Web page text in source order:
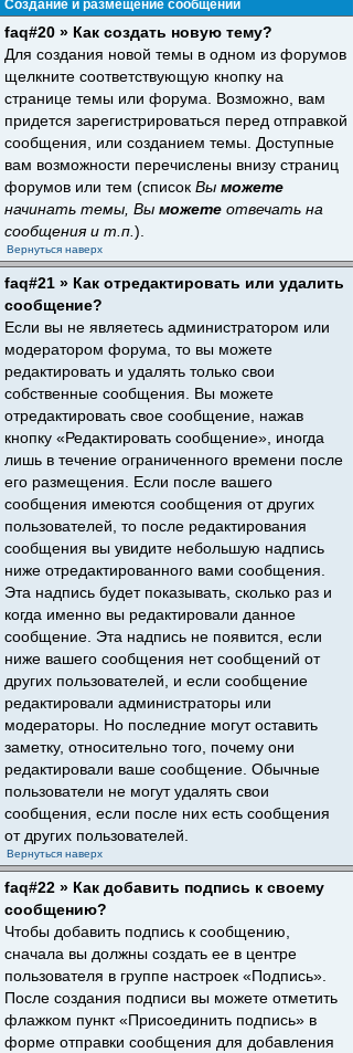
Создание и размещение сообщений
faq#20 » Как создать новую тему?
Для создания новой темы в одном из форумов
щелкните соответствующую кнопку на
странице темы или форума. Возможно, вам
придется зарегистрироваться перед отправкой
сообщения, или созданием темы. Доступные
вам возможности перечислены внизу страниц
форумов или тем (список Вы можете
начинать темы, Вы можете отвечать на
сообщения и т.п. ).
Вернуться наверх
faq#21 » Как отредактировать или удалить
сообщение?
Если вы не являетесь администратором или
модератором форума, то вы можете
редактировать и удалять только свои
собственные сообщения. Вы можете
отредактировать свое сообщение, нажав
кнопку «Редактировать сообщение», иногда
лишь в течение ограниченного времени после
его размещения. Если после вашего
сообщения имеются сообщения от других
пользователей, то после редактирования
сообщения вы увидите небольшую надпись
ниже отредактированного вами сообщения.
Эта надпись будет показывать, сколько раз и
когда именно вы редактировали данное
сообщение. Эта надпись не появится, если
ниже вашего сообщения нет сообщений от
других пользователей, и если сообщение
редактировали администраторы или
модераторы. Но последние могут оставить
заметку, относительно того, почему они
редактировали ваше сообщение. Обычные
пользователи не могут удалять свои
сообщения, если после них есть сообщения
от других пользователей.
Вернуться наверх
faq#22 » Как добавить подпись к своему
сообщению?
Чтобы добавить подпись к сообщению,
сначала вы должны создать ее в центре
пользователя в группе настроек «Подпись».
После создания подписи вы можете отметить
флажком пункт «Присоединить подпись» в
форме отправки сообщения для добавления